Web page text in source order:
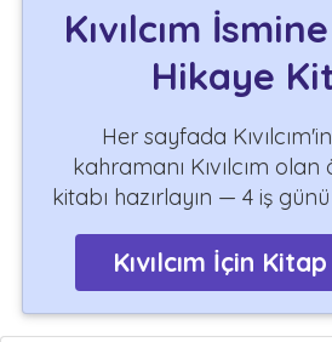
Kıvılcım
Hikaye
Her sayfada
kahramanı Kıvılcım
kitabı hazırlayın — 4 iş
Kıvılcım İçin